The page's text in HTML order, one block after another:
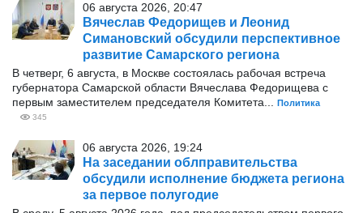
06 августа 2026, 20:47
Вячеслав Федорищев и Леонид
Симановский обсудили перспективное
развитие Самарского региона
В четверг, 6 августа, в Москве состоялась рабочая встреча
губернатора Самарской области Вячеслава Федорищева с
первым заместителем председателя Комитета...
Политика
345
06 августа 2026, 19:24
На заседании облправительства
обсудили исполнение бюджета региона
за первое полугодие